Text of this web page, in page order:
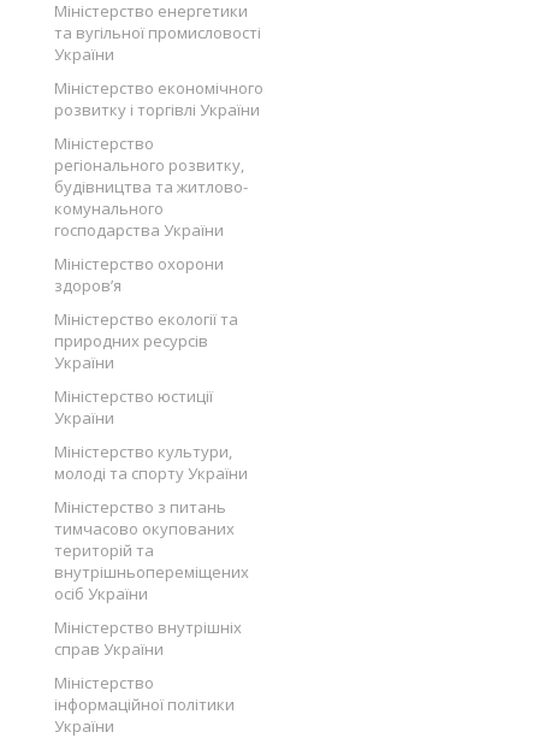
Міністерство енергетики
та вугільної промисловості
України
Міністерство економічного
розвитку і торгівлі України
Міністерство
регіонального розвитку,
будівництва та житлово-
комунального
господарства України
Міністерство охорони
здоров’я
Міністерство екології та
природних ресурсів
України
Міністерство юстиції
України
Міністерство культури,
молоді та спорту України
Міністерство з питань
тимчасово окупованих
територій та
внутрішньопереміщених
осіб України
Міністерство внутрішніх
справ України
Міністерство
інформаційної політики
України